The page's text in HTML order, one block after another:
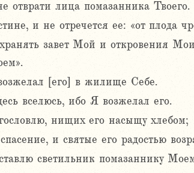
отврати лица помазанника Твоего.
и не отречется ее: «от плода
завет Мой и откровения
[его] в жилище Себе.
вселюсь, ибо Я возжелал его.
нищих его насыщу хлебом;
и святые его радостью
светильник помазаннику